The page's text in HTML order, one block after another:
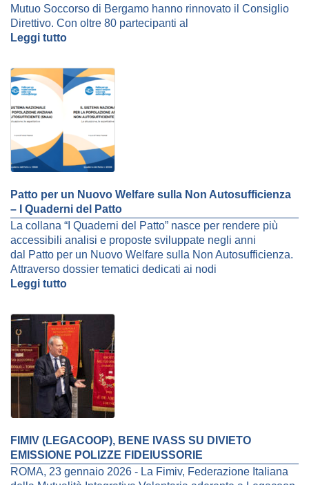
Mutuo Soccorso di Bergamo hanno rinnovato il Consiglio
Direttivo. Con oltre 80 partecipanti al
Leggi tutto
Patto per un Nuovo Welfare sulla Non Autosufficienza
– I Quaderni del Patto
La collana “I Quaderni del Patto” nasce per rendere più
accessibili analisi e proposte sviluppate negli anni
dal Patto per un Nuovo Welfare sulla Non Autosufficienza.
Attraverso dossier tematici dedicati ai nodi
Leggi tutto
FIMIV (LEGACOOP), BENE IVASS SU DIVIETO
EMISSIONE POLIZZE FIDEIUSSORIE
ROMA, 23 gennaio 2026 - La Fimiv, Federazione Italiana